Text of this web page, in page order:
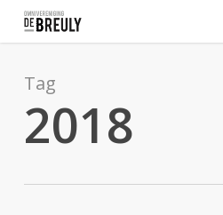
content
Tag
2018